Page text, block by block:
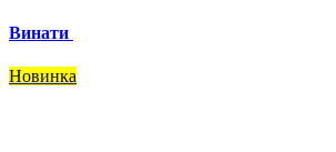
Винати
Новинка